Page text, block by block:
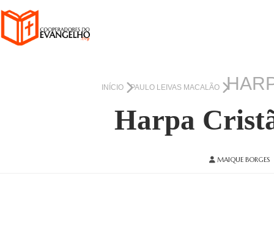
INÍCIO PAULO LEIVAS MACALÃO
Harpa
MAIQUE BORGES